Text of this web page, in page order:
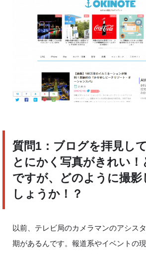
質問1 ：ブログを拝見し
とにかく写真がきれい！
ですが、どのように撮
しょうか！？
以前、テレビ局のカメラマンのアシス
期があるんです。報道系やイベントの